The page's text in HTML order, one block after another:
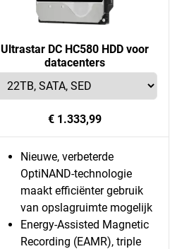
Ultrastar DC HC580 HDD voor
datacenters
€ 1.333,99
Nieuwe, verbeterde
OptiNAND-technologie
maakt efficiënter gebruik
van opslagruimte mogelijk
Energy-Assisted Magnetic
Recording (EAMR), triple